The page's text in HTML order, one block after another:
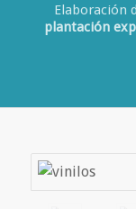
Elaboración
plantación